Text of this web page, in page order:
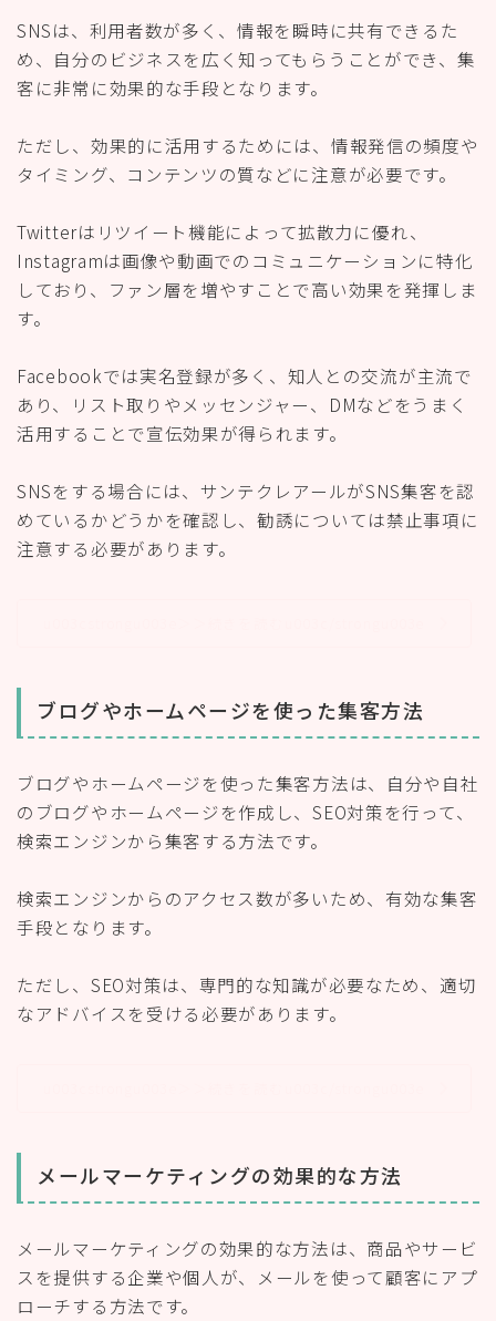
SNSは、利用者数が多く、情報を瞬時に共有できるた
め、自分のビジネスを広く知ってもらうことができ、集
客に非常に効果的な手段となります。
ただし、効果的に活用するためには、情報発信の頻度や
タイミング、コンテンツの質などに注意が必要です。
Twitterはリツイート機能によって拡散力に優れ、
Instagramは画像や動画でのコミュニケーションに特化
しており、ファン層を増やすことで高い効果を発揮しま
す。
Facebookでは実名登録が多く、知人との交流が主流で
あり、リスト取りやメッセンジャー、DMなどをうまく
活用することで宣伝効果が得られます。
SNSをする場合には、サンテクレアールがSNS集客を認
めているかどうかを確認し、勧誘については禁止事項に
注意する必要があります。
ブログやホームページを使った集客方法
ブログやホームページを使った集客方法は、自分や自社
のブログやホームページを作成し、SEO対策を行って、
検索エンジンから集客する方法です。
検索エンジンからのアクセス数が多いため、有効な集客
手段となります。
ただし、SEO対策は、専門的な知識が必要なため、適切
なアドバイスを受ける必要があります。
メールマーケティングの効果的な方法
メールマーケティングの効果的な方法は、商品やサービ
スを提供する企業や個人が、メールを使って顧客にアプ
ローチする方法です。